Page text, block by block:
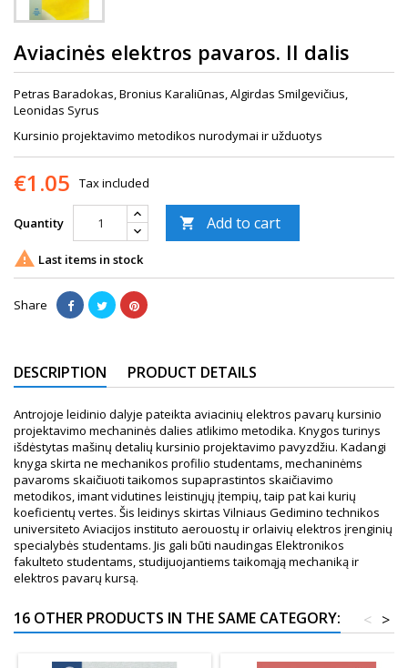
Aviacinės elektros pavaros. II dalis
Petras Baradokas, Bronius Karaliūnas, Algirdas Smilgevičius,
Leonidas Syrus
Kursinio projektavimo metodikos nurodymai ir užduotys
€1.05 Tax included
Quantity  Add to cart
 Last items in stock
Share
DESCRIPTION PRODUCT DETAILS
Antrojoje leidinio dalyje pateikta aviacinių elektros pavarų kursinio
projektavimo mechaninės dalies atlikimo metodika. Knygos turinys
išdėstytas mašinų detalių kursinio projektavimo pavyzdžiu. Kadangi
knyga skirta ne mechanikos profilio studentams, mechaninėms
pavaroms skaičiuoti taikomos supaprastintos skaičiavimo
metodikos, imant vidutines leistinųjų įtempių, taip pat kai kurių
koeficientų vertes. Šis leidinys skirtas Vilniaus Gedimino technikos
universiteto Aviacijos instituto aerouostų ir orlaivių elektros įrenginių
specialybės studentams. Jis gali būti naudingas Elektronikos
fakulteto studentams, studijuojantiems taikomąją mechaniką ir
elektros pavarų kursą.
16 OTHER PRODUCTS IN THE SAME CATEGORY: >
<